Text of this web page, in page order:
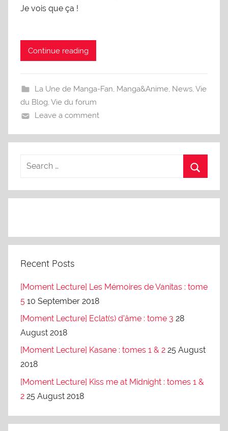
Je vois que ça !
Continue reading
La Une de Manga-Fan, Manga&Anime, News, Vie
du Blog, Vie du forum
Leave a comment
Recent Posts
[Moment Lecture] Les Mémoires de Vanitas : tome
5 10 September 2018
[Moment Lecture] Eclat(s) d’âme : tome 3 28
August 2018
[Moment Lecture] Kasane : tomes 1 & 2 25 August
2018
[Moment Lecture] Kiss me at Midnight : tomes 1 &
2 25 August 2018